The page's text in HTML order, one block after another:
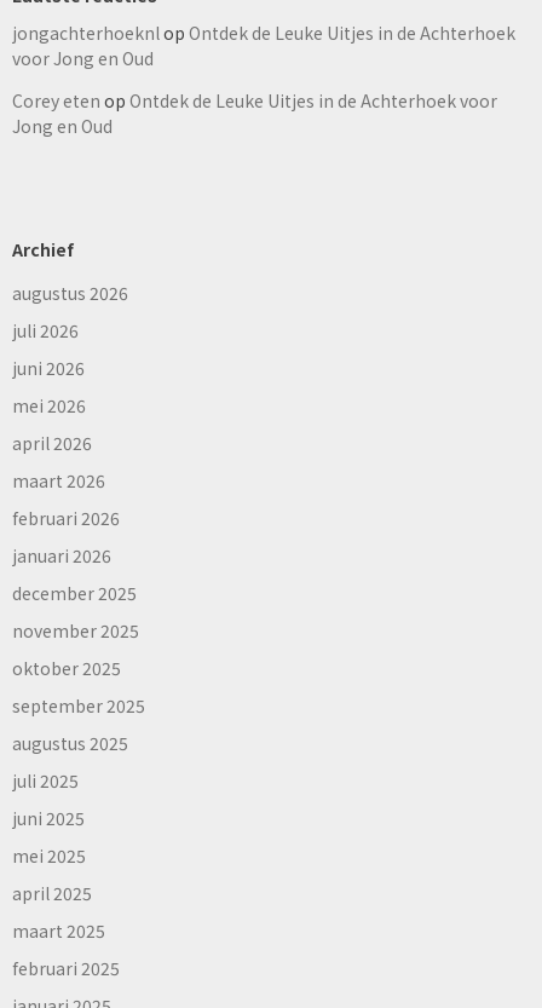
jongachterhoeknlop Ontdek de Leuke Uitjes in de Achterhoek
voor Jong en Oud
Corey eten op Ontdek de Leuke Uitjes in de Achterhoek voor
Jong en Oud
Archief
augustus 2026
juli 2026
juni 2026
mei 2026
april 2026
maart 2026
februari 2026
januari 2026
december 2025
november 2025
oktober 2025
september 2025
augustus 2025
juli 2025
juni 2025
mei 2025
april 2025
maart 2025
februari 2025